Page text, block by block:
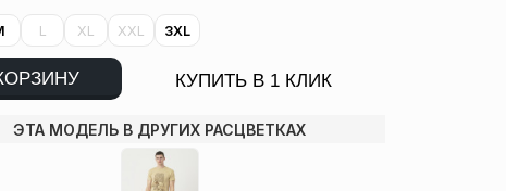
L XL XXL 3XL
КУПИТЬ В 1 КЛИК
ЭТА МОДЕЛЬ В ДРУГИХ РАСЦВЕТКАХ